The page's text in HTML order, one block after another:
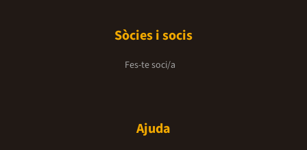
Sòcies i socis
Fes-te soci/a
Ajuda